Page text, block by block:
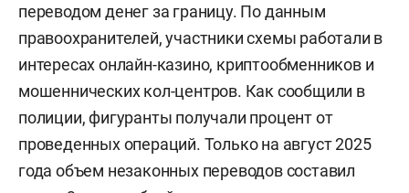
переводом денег за границу. По данным
правоохранителей, участники схемы работали в
интересах онлайн-казино, криптообменников и
мошеннических кол-центров. Как сообщили в
полиции, фигуранты получали процент от
проведенных операций. Только на август 2025
года объем незаконных переводов составил